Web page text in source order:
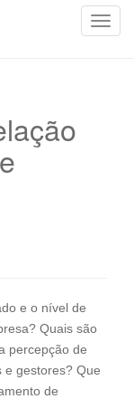
T
e o nível de
Quais são
percepção de
e gestores? Que
de